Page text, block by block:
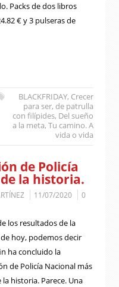
Packs de dos libros
€ y 3 pulseras de
BLACKFRIDAY, Crecer
para ser,de patrulla
con filípides, Del sueño
a la meta,Tu camino. A
vida o vida
de Policía
la historia.
11/07/2020
0
los resultados de la
hoy, podemos decir
ha concluido la
de Policía Nacional más
la historia. Parece. Una